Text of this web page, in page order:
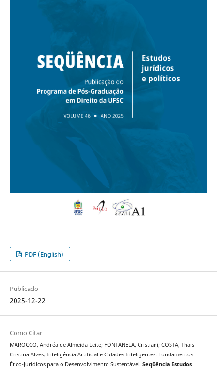
PDF (English)
Publicado
2025-12-22
Como Citar
MAROCCO, Andréa de Almeida Leite; FONTANELA, Cristiani; COSTA, Thais
Cristina Alves. Inteligência Artificial e Cidades Inteligentes: Fundamentos
Ético-Jurídicos para o Desenvolvimento Sustentável. Seqüência Estudos